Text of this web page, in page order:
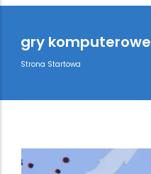
gry komputerowe
Breadcrumb
Strona Startowa